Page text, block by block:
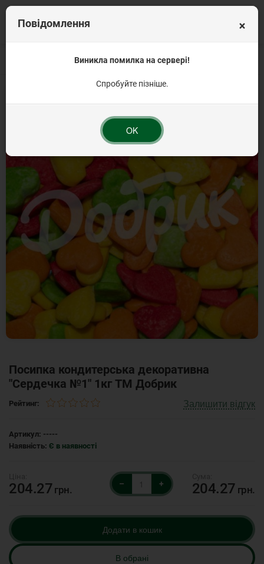
Кондитерська посипка на торт Посипка фігурна
Посипка кондитерська декоративна
"Сердечка №1" 1кг ТМ Добрик
Рейтинг: Залишити відгук
Артикул: -----
Наявність: Є в наявності
204.27 грн.
– + 204.27 грн.
Додати в кошик
В обрані
×
Повідомлення
Виникла помилка на сервері!
Спробуйте пізніше.
OK